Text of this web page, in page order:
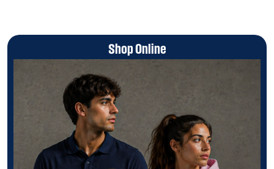
Shop Online